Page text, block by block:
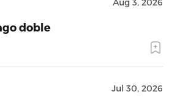
Aug 3, 2026
doble
Jul 30, 2026